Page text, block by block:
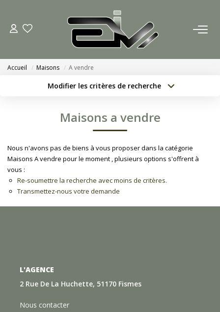
ACCUEIL
Nos Actualités
ACHETER
ESTIMATION
Accueil Maisons A vendre
Modifier les critères de recherche
Plus de critères Créer une alerte
Maisons a vendre
Nous n'avons pas de biens à vous proposer dans la catégorie
Maisons A vendre pour le moment , plusieurs options s'offrent à
vous :
Re-soumettre la recherche avec moins de critères.
Transmettez-nous votre demande
L'AGENCE
2 Rue De La Huchette, 51170 Fismes
Nous contacter